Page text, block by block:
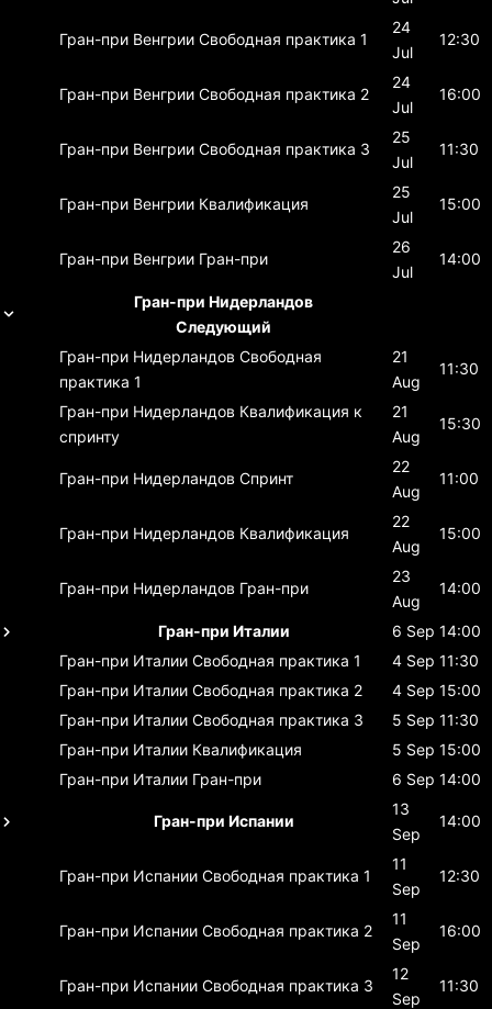
Гран-при Венгрии Свободная практика 1
24
Jul
12:30
Гран-при Венгрии Свободная практика 2
24
Jul
16:00
Гран-при Венгрии Свободная практика 3
25
Jul
11:30
Гран-при Венгрии Квалификация
25
Jul
15:00
Гран-при Венгрии Гран-при
26
Jul
14:00
Гран-при Нидерландов
Следующий
Гран-при Нидерландов Свободная
практика 1
21
Aug
11:30
Гран-при Нидерландов Квалификация к
спринту
21
Aug
15:30
Гран-при Нидерландов Спринт
22
Aug
11:00
Гран-при Нидерландов Квалификация
22
Aug
15:00
Гран-при Нидерландов Гран-при
23
Aug
14:00
Гран-при Италии 6 Sep 14:00
Гран-при Италии Свободная практика 1 4 Sep 11:30
Гран-при Италии Свободная практика 2 4 Sep 15:00
Гран-при Италии Свободная практика 3 5 Sep 11:30
Гран-при Италии Квалификация 5 Sep 15:00
Гран-при Италии Гран-при 6 Sep 14:00
Гран-при Испании
13
Sep
14:00
Гран-при Испании Свободная практика 1
11
Sep
12:30
Гран-при Испании Свободная практика 2
11
Sep
16:00
Гран-при Испании Свободная практика 3
12
Sep
11:30